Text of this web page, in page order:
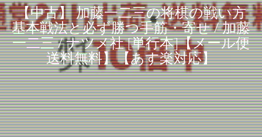
【中古】 加藤一二三の将棋の戦い方
基本戦法と必ず勝つ手筋・寄せ / 加藤
一二三 / ナツメ社 [単行本]【メール便
送料無料】【あす楽対応】